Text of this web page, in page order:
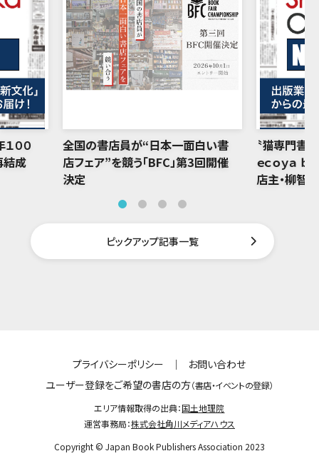
００
結成
全国の書店員が“日本一面白い書
店フェア”を競う「BFC」第3回開催
決定
〝猫専門書
ｅｃｏｙａ ｂ
店主・柳智
ピックアップ記事一覧
プライバシーポリシー ｜
お問い合わせ
ユーザー登録をご希望の書店の方（書店・イベントの登録）
エリア情報取得の出典：国土地理院
運営事務局：株式会社角川メディアハウス
Copyright © Japan Book Publishers Association 2023